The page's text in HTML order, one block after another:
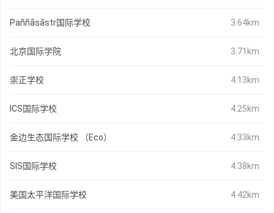
Paññāsāstr国际学校 3.64km
北京国际学院 3.71km
崇正学校 4.13km
ICS国际学校 4.25km
金边生态国际学校 （Eco） 4.33km
SIS国际学校 4.38km
美国太平洋国际学校 4.42km